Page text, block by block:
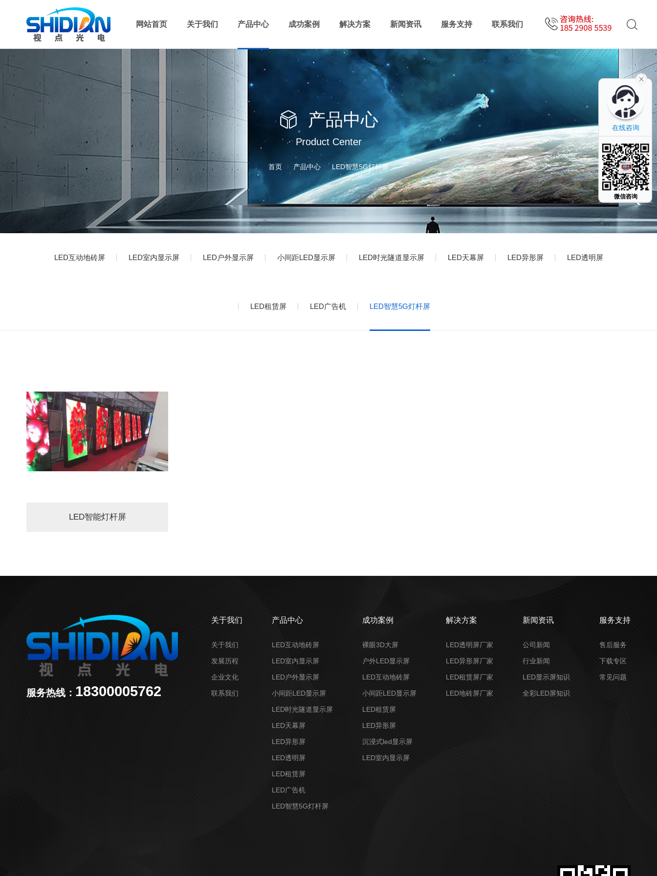
网站首页 关于我们 产品中心 成功案例 解决方案 新闻资讯 服务支持 联系我们
产品中心
Product Center
首页 产品中心 LED智慧5G灯杆屏
LED互动地砖屏 LED室内显示屏 LED户外显示屏 小间距LED显示屏 LED时光隧道显示屏 LED天幕屏 LED异形屏 LED透明屏
LED租赁屏 LED广告机 LED智慧5G灯杆屏
LED智能灯杆屏
服务热线： 18300005762
关于我们
关于我们
发展历程
企业文化
联系我们
产品中心
LED互动地砖屏
LED室内显示屏
LED户外显示屏
小间距LED显示屏
LED时光隧道显示屏
LED天幕屏
LED异形屏
LED透明屏
LED租赁屏
LED广告机
LED智慧5G灯杆屏
成功案例
裸眼3D大屏
户外LED显示屏
LED互动地砖屏
小间距LED显示屏
LED租赁屏
LED异形屏
沉浸式led显示屏
LED室内显示屏
解决方案
LED透明屏厂家
LED异形屏厂家
LED租赁屏厂家
LED地砖屏厂家
新闻资讯
公司新闻
行业新闻
LED显示屏知识
全彩LED屏知识
服务支持
售后服务
下载专区
常见问题
在线咨询
微信咨询